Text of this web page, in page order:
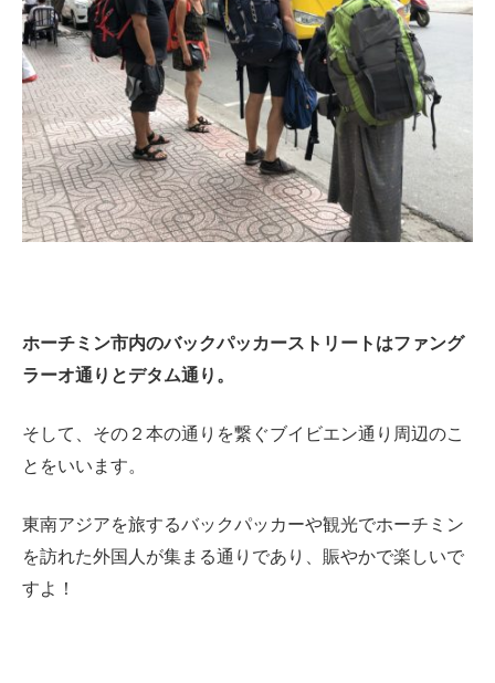
ホーチミン市内のバックパッカーストリートはファング
ラーオ通りとデタム通り。
そして、その２本の通りを繋ぐブイビエン通り周辺のこ
とをいいます。
東南アジアを旅するバックパッカーや観光でホーチミン
を訪れた外国人が集まる通りであり、賑やかで楽しいで
すよ！